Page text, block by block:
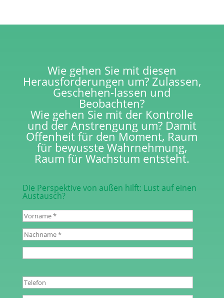
Wie gehen Sie mit diesen
Herausforderungen um? Zulassen,
Geschehen-lassen und
Beobachten?
Wie gehen Sie mit der Kontrolle
und der Anstrengung um? Damit
Offenheit für den Moment, Raum
für bewusste Wahrnehmung,
Raum für Wachstum entsteht.
Die Perspektive von außen hilft: Lust auf einen
Austausch?